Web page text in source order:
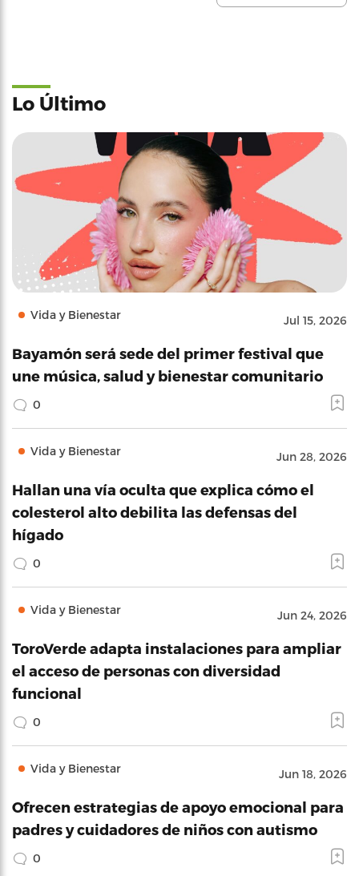
Lo Último
Vida y Bienestar Jul 15, 2026
Bayamón será sede del primer festival que
une música, salud y bienestar comunitario
0
Vida y Bienestar Jun 28, 2026
Hallan una vía oculta que explica cómo el
colesterol alto debilita las defensas del
hígado
0
Vida y Bienestar Jun 24, 2026
ToroVerde adapta instalaciones para ampliar
el acceso de personas con diversidad
funcional
0
Vida y Bienestar Jun 18, 2026
Ofrecen estrategias de apoyo emocional para
padres y cuidadores de niños con autismo
0